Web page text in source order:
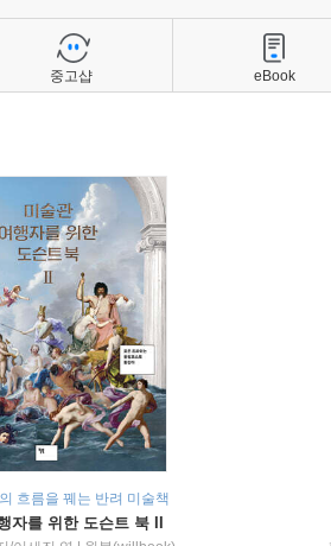
흐름을 꿰는 반려 미술책
자를 위한 도슨트 북 II
중고샵 eBook